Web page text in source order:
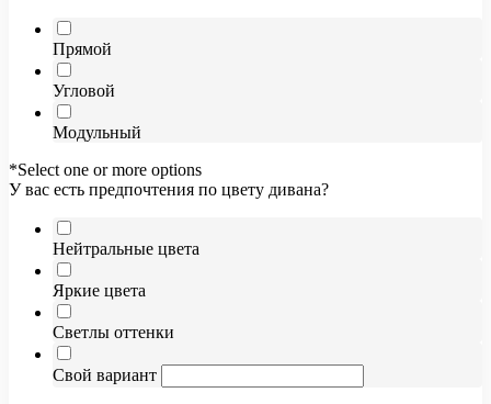
Прямой
Угловой
Модульный
*Select one or more options
У вас есть предпочтения по цвету дивана?
Нейтральные цвета
Яркие цвета
Светлы оттенки
Свой вариант